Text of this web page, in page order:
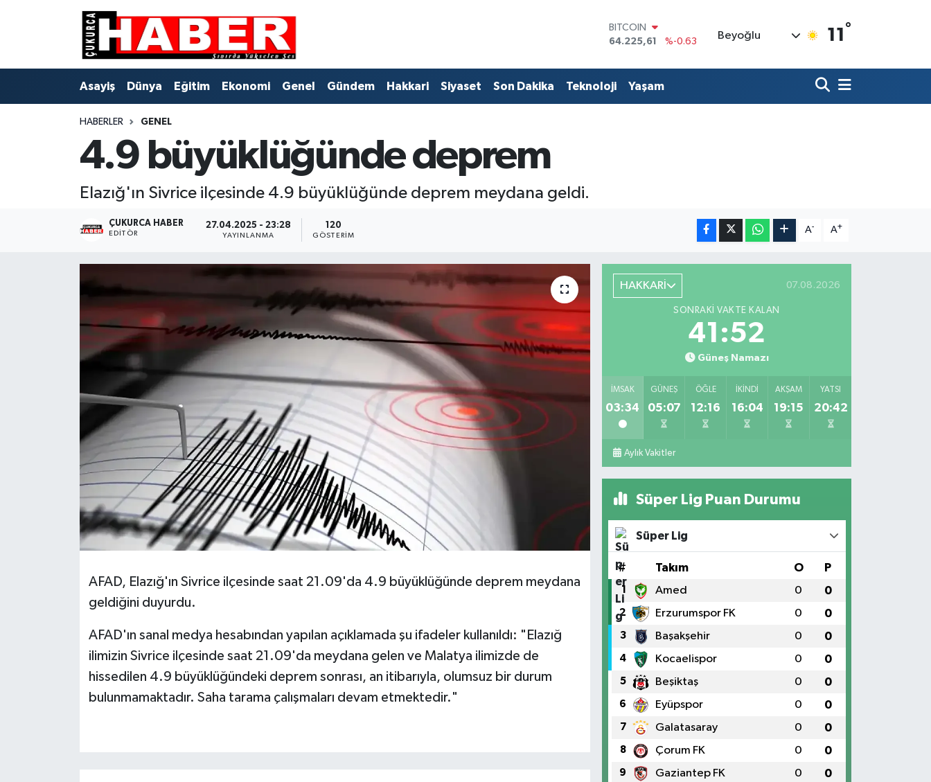
BITCOIN
64.225,61
%-0.63
47,7143
%0.16
EURO
Beyoğlu 11 °
Asayiş Dünya Eğitim Ekonomi Genel Gündem Hakkari Siyaset Son Dakika Teknoloji Yaşam
HABERLER GENEL
4.9 büyüklüğünde deprem
Elazığ'ın Sivrice ilçesinde 4.9 büyüklüğünde deprem meydana geldi.
ÇUKURCA HABER
EDITÖR
27.04.2025 - 23:28
YAYINLANMA
120
GÖSTERIM
A- A+
AFAD, Elazığ'ın Sivrice ilçesinde saat 21.09'da 4.9 büyüklüğünde deprem meydana
geldiğini duyurdu.
AFAD'ın sanal medya hesabından yapılan açıklamada şu ifadeler kullanıldı: "Elazığ
ilimizin Sivrice ilçesinde saat 21.09'da meydana gelen ve Malatya ilimizde de
hissedilen 4.9 büyüklüğündeki deprem sonrası, an itibarıyla, olumsuz bir durum
bulunmamaktadır. Saha tarama çalışmaları devam etmektedir."
HAKKARİ 07.08.2026
SONRAKI VAKTE KALAN
41:52
Güneş Namazı
İMSAK
03:34
GÜNEŞ
05:07
ÖĞLE
12:16
İKINDI
16:04
AKŞAM
19:15
YATSI
20:42
Aylık Vakitler
Süper Lig Puan Durumu
Süper Lig
# Takım O P
1 Amed 0 0
2 Erzurumspor FK 0 0
3 Başakşehir 0 0
4 Kocaelispor 0 0
5 Beşiktaş 0 0
6 Eyüpspor 0 0
7 Galatasaray 0 0
8 Çorum FK 0 0
9 Gaziantep FK 0 0
Ekonomi
Gündem
Hakkari
Son Dakika
Hava Durumu
Trafik Durumu
Süper Lig Puan Durumu ve Fikstür
Tüm Manşetler
Son Dakika Haberleri
Haber Arşivi